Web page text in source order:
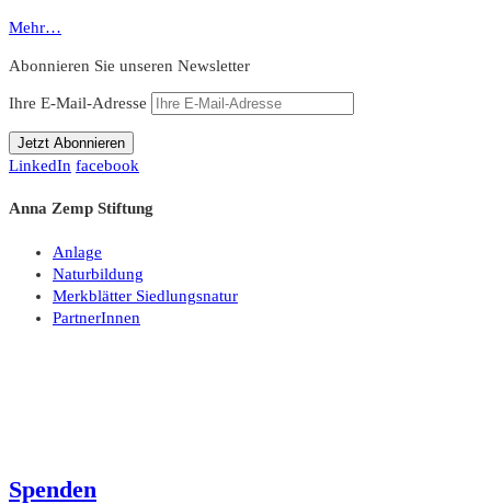
Mehr…
Abonnieren Sie unseren Newsletter
Ihre E-Mail-Adresse
LinkedIn facebook
Anna Zemp Stiftung
Anlage
Naturbildung
Merkblätter Siedlungsnatur
PartnerInnen
Spenden